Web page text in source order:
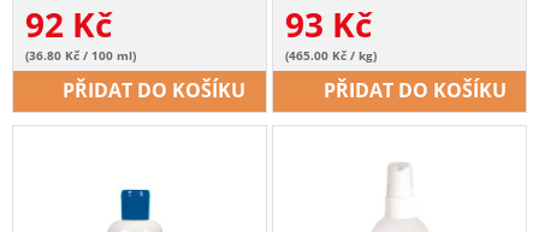
92 Kč
(36.80 Kč / 100 ml)
PŘIDAT DO KOŠÍKU
93 Kč
(465.00 Kč / kg)
PŘIDAT DO KOŠÍKU